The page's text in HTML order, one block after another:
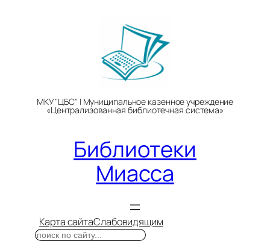
МКУ "ЦБС" | Муниципальное казенное учреждение
«Централизованная библиотечная система»
Библиотеки
Миасса
Карта сайтаСлабовидящим
Поиск